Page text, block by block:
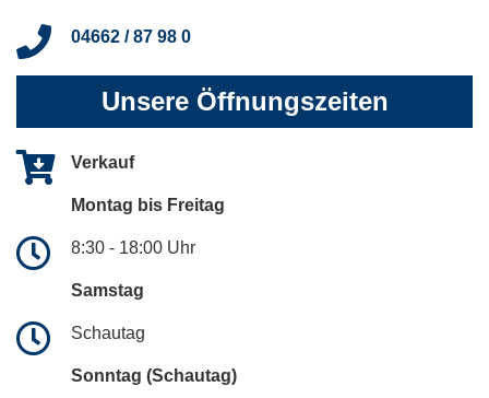
04662 / 87 98 0
Unsere Öffnungszeiten
Verkauf
Montag bis Freitag
8:30 - 18:00 Uhr
Samstag
Schautag
Sonntag (Schautag)